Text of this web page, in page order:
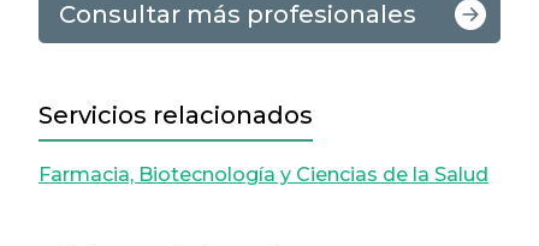
Consultar más profesionales
Servicios relacionados
Farmacia, Biotecnología y Ciencias de la Salud